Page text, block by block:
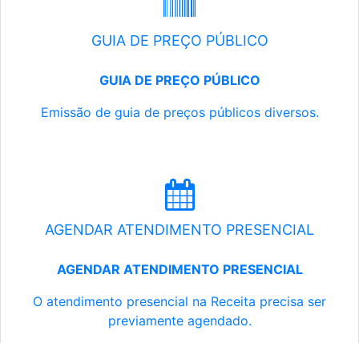
GUIA DE PREÇO PÚBLICO
GUIA DE PREÇO PÚBLICO
Emissão de guia de preços públicos diversos.
AGENDAR ATENDIMENTO PRESENCIAL
AGENDAR ATENDIMENTO PRESENCIAL
O atendimento presencial na Receita precisa ser
previamente agendado.